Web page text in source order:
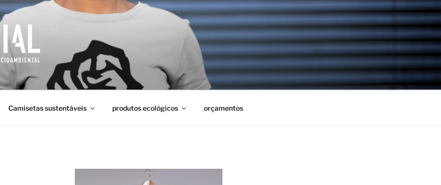
Camisetas sustentáveis produtos ecológicos orçamentos